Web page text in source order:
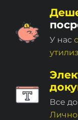
У нас
Все